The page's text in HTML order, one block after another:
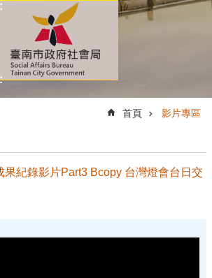
首頁 影片專區
果紀錄影片Part3 Bcopy 台灣燈會台日交